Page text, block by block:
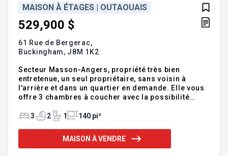
MAISON À ÉTAGES | OUTAOUAIS
529,900 $
61 Rue de Bergerac,
Buckingham, J8M 1K2
Secteur Masson-Angers, propriété très bien
entretenue, un seul propriétaire, sans voisin à
l'arrière et dans un quartier en demande. Elle vous
offre 3 chambres à coucher avec la possibilité
spacieux solarium. Grand garage chauffé et isolé
superficie habitable inclu le sous-sol. Demandez
3 2 1 140 pi²
MAISON À VENDRE